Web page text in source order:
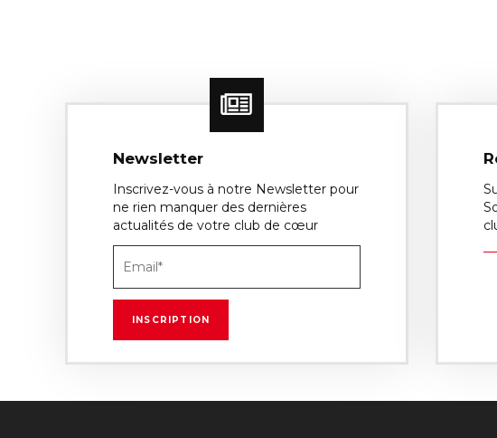
Newsletter
Inscrivez-vous à notre Newsletter pour
ne rien manquer des dernières
actualités de votre club de cœur